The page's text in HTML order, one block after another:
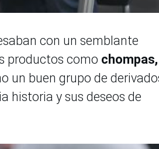
con un semblante
productos como chompas,
un buen grupo de
historia y sus deseos de